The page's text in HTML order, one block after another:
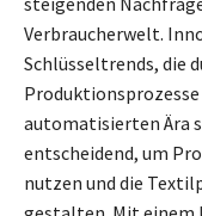
Verbraucherwelt.
Schlüsseltrends, die
automatisierten Ära
entscheidend, um
nutzen und die